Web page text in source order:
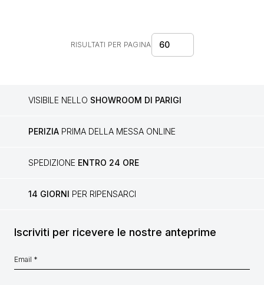
RISULTATI PER PAGINA 60
VISIBILE NELLO SHOWROOM DI PARIGI
PERIZIA PRIMA DELLA MESSA ONLINE
SPEDIZIONE ENTRO 24 ORE
14 GIORNI PER RIPENSARCI
Iscriviti per ricevere le nostre anteprime